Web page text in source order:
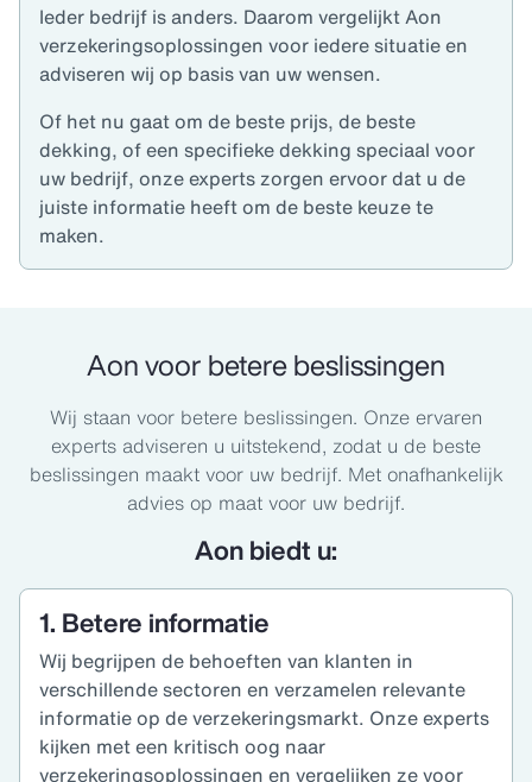
Ieder bedrijf is anders. Daarom vergelijkt Aon
verzekeringsoplossingen voor iedere situatie en
adviseren wij op basis van uw wensen.
Of het nu gaat om de beste prijs, de beste
dekking, of een specifieke dekking speciaal voor
uw bedrijf, onze experts zorgen ervoor dat u de
juiste informatie heeft om de beste keuze te
maken.
Aon voor betere beslissingen
Wij staan voor betere beslissingen. Onze ervaren
experts adviseren u uitstekend, zodat u de beste
beslissingen maakt voor uw bedrijf. Met onafhankelijk
advies op maat voor uw bedrijf.
Aon biedt u:
1. Betere informatie
Wij begrijpen de behoeften van klanten in
verschillende sectoren en verzamelen relevante
informatie op de verzekeringsmarkt. Onze experts
kijken met een kritisch oog naar
verzekeringsoplossingen en vergelijken ze voor